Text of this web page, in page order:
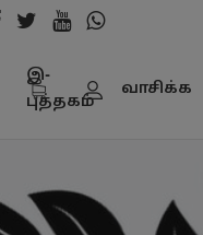
இ-
புத்தகம்
வாசிக்க